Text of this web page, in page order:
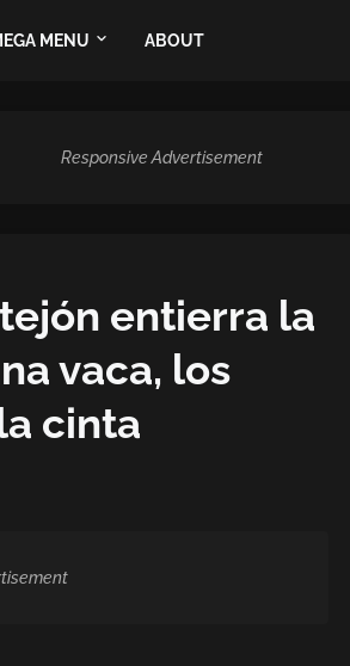
MENU ABOUT
Responsive Advertisement
entierra la
vaca, los
cinta